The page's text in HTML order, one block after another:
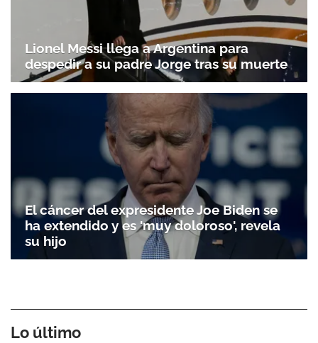
Lionel Messi llega a Argentina para
despedir a su padre Jorge tras su muerte
El cáncer del expresidente Joe Biden se
ha extendido y es 'muy doloroso', revela
su hijo
Lo último